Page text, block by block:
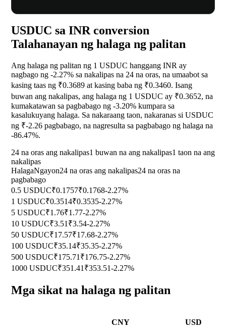
USDUC sa INR conversion
Talahanayan ng halaga ng palitan
Ang halaga ng palitan ng 1 USDUC hanggang INR ay
nagbago ng -2.27% sa nakalipas na 24 na oras, na umaabot sa
kasing taas ng ₹0.3689 at kasing baba ng ₹0.3460. Isang
buwan ang nakalipas, ang halaga ng 1 USDUC ay ₹0.3652, na
kumakatawan sa pagbabago ng -3.20% kumpara sa
kasalukuyang halaga. Sa nakaraang taon, nakaranas si USDUC
ng ₹-2.26 pagbabago, na nagresulta sa pagbabago ng halaga na
-86.47%.
24 na oras ang nakalipas1 buwan na ang nakalipas1 taon na ang
nakalipas
HalagaNgayon24 na oras ang nakalipas24 na oras na
pagbabago
0.5 USDUC₹0.1757₹0.1768-2.27%
1 USDUC₹0.3514₹0.3535-2.27%
5 USDUC₹1.76₹1.77-2.27%
10 USDUC₹3.51 ₹3.54-2.27%
50 USDUC₹17.57₹17.68-2.27%
100 USDUC₹35.14₹35.35-2.27%
500 USDUC₹175.71 ₹176.75-2.27%
1000 USDUC₹351.41 ₹353.51-2.27%
Mga sikat na halaga ng palitan
CNY USD